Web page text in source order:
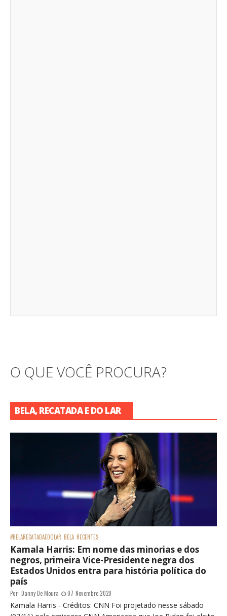
O QUE VOCÊ PROCURA?
BELA, RECATADA E DO LAR
#BELARECATADAEDOLAR BELA RECENTES
Kamala Harris: Em nome das minorias e dos
negros, primeira Vice-Presidente negra dos
Estados Unidos entra para história política do
país
Por: Danny De Moura 07 Novembro 2020
Kamala Harris - Créditos: CNN Foi projetado nesse sábado